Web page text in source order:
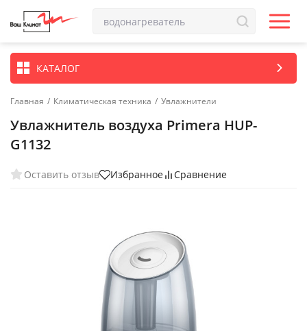
КАТАЛОГ
Главная / Климатическая техника / Увлажнители
Увлажнитель воздуха Primera HUP-
G1132
Оставить отзыв Избранное Сравнение